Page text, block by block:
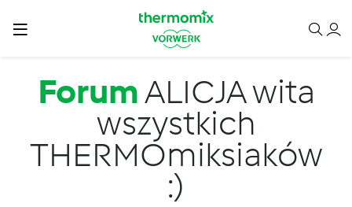
ForumALICJA wita
wszystkich
THERMOmiksiaków
:)